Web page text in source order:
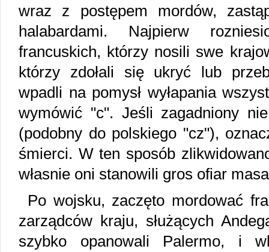
wraz z postępem mordów,
halabardami. Najpierw
francuskich, którzy nosili swe
którzy zdołali się ukryć lub
wpadli na pomysł wyłapania
wymówić "c". Jeśli zagadniony
(podobny do polskiego "cz"),
śmierci. W ten sposób
własnie oni stanowili gros ofiar
Po wojsku, zaczęto mordować
zarządców kraju, służących
szybko opanowali Palermo, i